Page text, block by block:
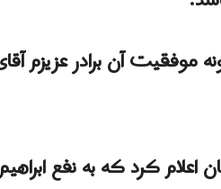
موفقیت آن برادر عزیزم
کرد که به نفع